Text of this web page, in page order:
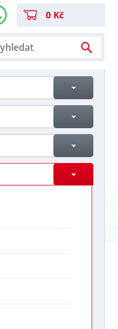
0 Kč